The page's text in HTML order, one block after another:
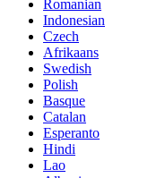
Romanian
Indonesian
Czech
Afrikaans
Swedish
Polish
Basque
Catalan
Esperanto
Hindi
Lao